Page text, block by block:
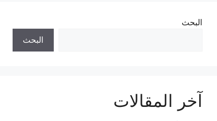
البحث
البحث
آخر المقالات